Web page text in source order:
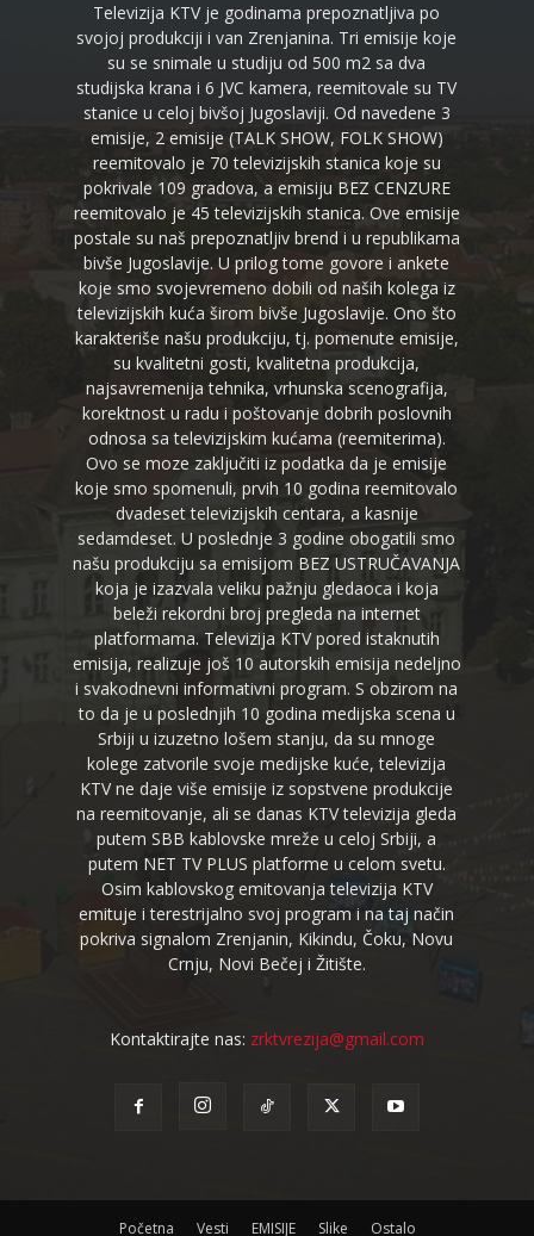
Televizija KTV je godinama prepoznatljiva po
svojoj produkciji i van Zrenjanina. Tri emisije koje
su se snimale u studiju od 500 m2 sa dva
studijska krana i 6 JVC kamera, reemitovale su TV
stanice u celoj bivšoj Jugoslaviji. Od navedene 3
emisije, 2 emisije (TALK SHOW, FOLK SHOW)
reemitovalo je 70 televizijskih stanica koje su
pokrivale 109 gradova, a emisiju BEZ CENZURE
reemitovalo je 45 televizijskih stanica. Ove emisije
postale su naš prepoznatljiv brend i u republikama
bivše Jugoslavije. U prilog tome govore i ankete
koje smo svojevremeno dobili od naših kolega iz
televizijskih kuća širom bivše Jugoslavije. Ono što
karakteriše našu produkciju, tj. pomenute emisije,
su kvalitetni gosti, kvalitetna produkcija,
najsavremenija tehnika, vrhunska scenografija,
korektnost u radu i poštovanje dobrih poslovnih
odnosa sa televizijskim kućama (reemiterima).
Ovo se moze zaključiti iz podatka da je emisije
koje smo spomenuli, prvih 10 godina reemitovalo
dvadeset televizijskih centara, a kasnije
sedamdeset. U poslednje 3 godine obogatili smo
našu produkciju sa emisijom BEZ USTRUČAVANJA
koja je izazvala veliku pažnju gledaoca i koja
beleži rekordni broj pregleda na internet
platformama. Televizija KTV pored istaknutih
emisija, realizuje još 10 autorskih emisija nedeljno
i svakodnevni informativni program. S obzirom na
to da je u poslednjih 10 godina medijska scena u
Srbiji u izuzetno lošem stanju, da su mnoge
kolege zatvorile svoje medijske kuće, televizija
KTV ne daje više emisije iz sopstvene produkcije
na reemitovanje, ali se danas KTV televizija gleda
putem SBB kablovske mreže u celoj Srbiji, a
putem NET TV PLUS platforme u celom svetu.
Osim kablovskog emitovanja televizija KTV
emituje i terestrijalno svoj program i na taj način
pokriva signalom Zrenjanin, Kikindu, Čoku, Novu
Crnju, Novi Bečej i Žitište.
Kontaktirajte nas: zrktvrezija@gmail.com
Početna Vesti EMISIJE Slike Ostalo